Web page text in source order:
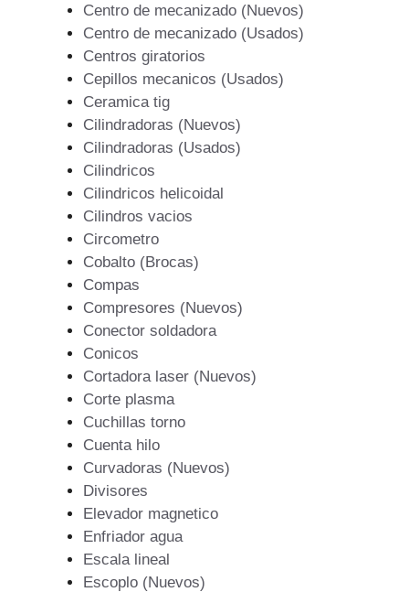
Centro de mecanizado (Nuevos)
Centro de mecanizado (Usados)
Centros giratorios
Cepillos mecanicos (Usados)
Ceramica tig
Cilindradoras (Nuevos)
Cilindradoras (Usados)
Cilindricos
Cilindricos helicoidal
Cilindros vacios
Circometro
Cobalto (Brocas)
Compas
Compresores (Nuevos)
Conector soldadora
Conicos
Cortadora laser (Nuevos)
Corte plasma
Cuchillas torno
Cuenta hilo
Curvadoras (Nuevos)
Divisores
Elevador magnetico
Enfriador agua
Escala lineal
Escoplo (Nuevos)